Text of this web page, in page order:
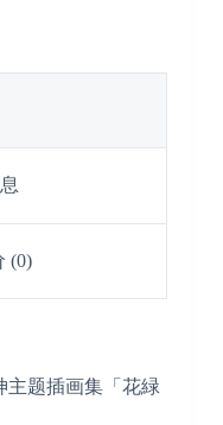
(0)
主题插画集「花緑